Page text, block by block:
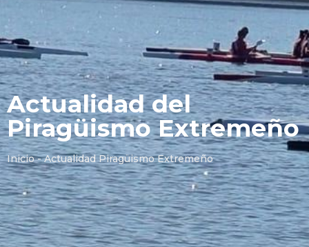
Actualidad del
Piragüismo Extremeño
Inicio - Actualidad Piragüismo Extremeño